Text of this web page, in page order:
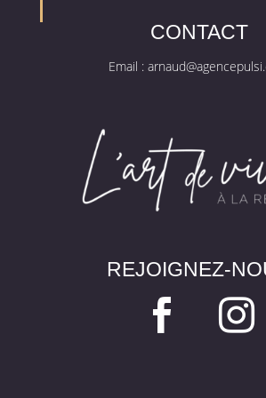
CONTACT
Email :
REJOIGNEZ-
 